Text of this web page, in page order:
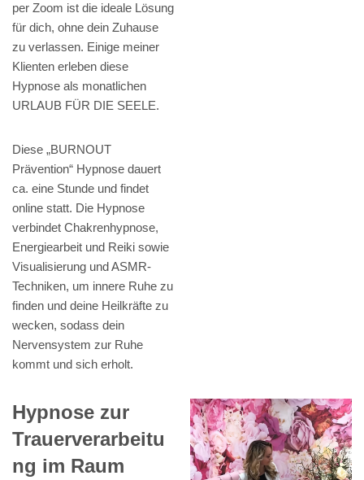
per Zoom ist die ideale Lösung
für dich, ohne dein Zuhause
zu verlassen. Einige meiner
Klienten erleben diese
Hypnose als monatlichen
URLAUB FÜR DIE SEELE.
Diese „BURNOUT
Prävention“ Hypnose dauert
ca. eine Stunde und findet
online statt. Die Hypnose
verbindet Chakrenhypnose,
Energiearbeit und Reiki sowie
Visualisierung und ASMR-
Techniken, um innere Ruhe zu
finden und deine Heilkräfte zu
wecken, sodass dein
Nervensystem zur Ruhe
kommt und sich erholt.
Hypnose zur
Trauerverarbeitu
ng im Raum